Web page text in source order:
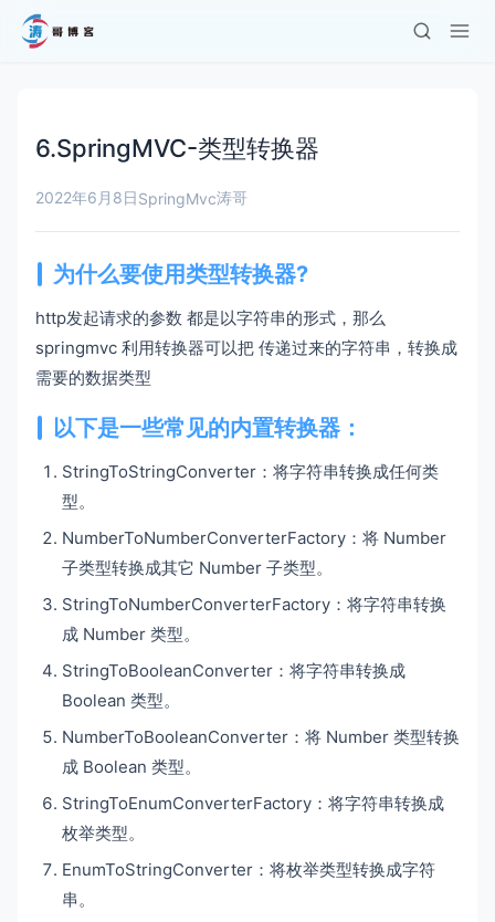
6.SpringMVC-类型转换器
2022年6月8日SpringMvc涛哥
为什么要使用类型转换器?
http发起请求的参数 都是以字符串的形式，那么
springmvc 利用转换器可以把 传递过来的字符串，转换成
需要的数据类型
以下是一些常见的内置转换器：
StringToStringConverter：将字符串转换成任何类
型。
NumberToNumberConverterFactory：将 Number
子类型转换成其它 Number 子类型。
StringToNumberConverterFactory：将字符串转换
成 Number 类型。
StringToBooleanConverter：将字符串转换成
Boolean 类型。
NumberToBooleanConverter：将 Number 类型转换
成 Boolean 类型。
StringToEnumConverterFactory：将字符串转换成
枚举类型。
EnumToStringConverter：将枚举类型转换成字符
串。